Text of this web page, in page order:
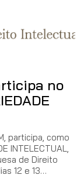
no
participa, como
INTELECTUAL,
de Direito
12 e 13…